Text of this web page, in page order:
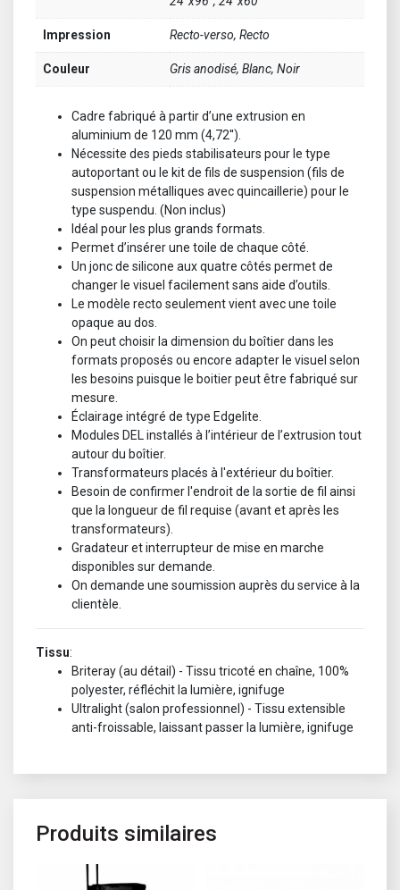
Impression Recto-verso, Recto
Couleur Gris anodisé, Blanc, Noir
Cadre fabriqué à partir d’une extrusion en
aluminium de 120 mm (4,72′′).
Nécessite des pieds stabilisateurs pour le type
autoportant ou le kit de fils de suspension (fils de
suspension métalliques avec quincaillerie) pour le
type suspendu. (Non inclus)
Idéal pour les plus grands formats.
Permet d’insérer une toile de chaque côté.
Un jonc de silicone aux quatre côtés permet de
changer le visuel facilement sans aide d’outils.
Le modèle recto seulement vient avec une toile
opaque au dos.
On peut choisir la dimension du boîtier dans les
formats proposés ou encore adapter le visuel selon
les besoins puisque le boitier peut être fabriqué sur
mesure.
Éclairage intégré de type Edgelite.
Modules DEL installés à l’intérieur de l’extrusion tout
autour du boîtier.
Transformateurs placés à l'extérieur du boîtier.
Besoin de confirmer l'endroit de la sortie de fil ainsi
que la longueur de fil requise (avant et après les
transformateurs).
Gradateur et interrupteur de mise en marche
disponibles sur demande.
On demande une soumission auprès du service à la
clientèle.
Tissu:
Briteray (au détail) - Tissu tricoté en chaîne, 100%
polyester, réfléchit la lumière, ignifuge
Ultralight (salon professionnel) - Tissu extensible
anti-froissable, laissant passer la lumière, ignifuge
Produits similaires